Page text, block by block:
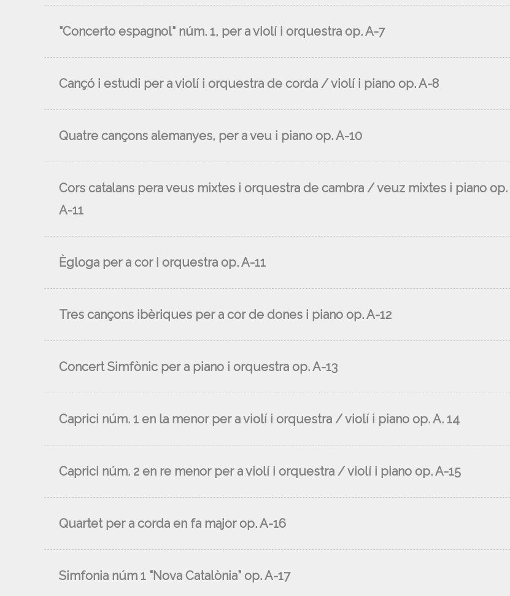
"Concerto espagnol" núm. 1, per a violí i orquestra op. A-7
Cançó i estudi per a violí i orquestra de corda / violí i piano op. A-8
Quatre cançons alemanyes, per a veu i piano op. A-10
Cors catalans pera veus mixtes i orquestra de cambra / veuz mixtes i piano op.
A-11
Ègloga per a cor i orquestra op. A-11
Tres cançons ibèriques per a cor de dones i piano op. A-12
Concert Simfònic per a piano i orquestra op. A-13
Caprici núm. 1 en la menor per a violí i orquestra / violí i piano op. A. 14
Caprici núm. 2 en re menor per a violí i orquestra / violí i piano op. A-15
Quartet per a corda en fa major op. A-16
Simfonia núm 1 "Nova Catalònia” op. A-17